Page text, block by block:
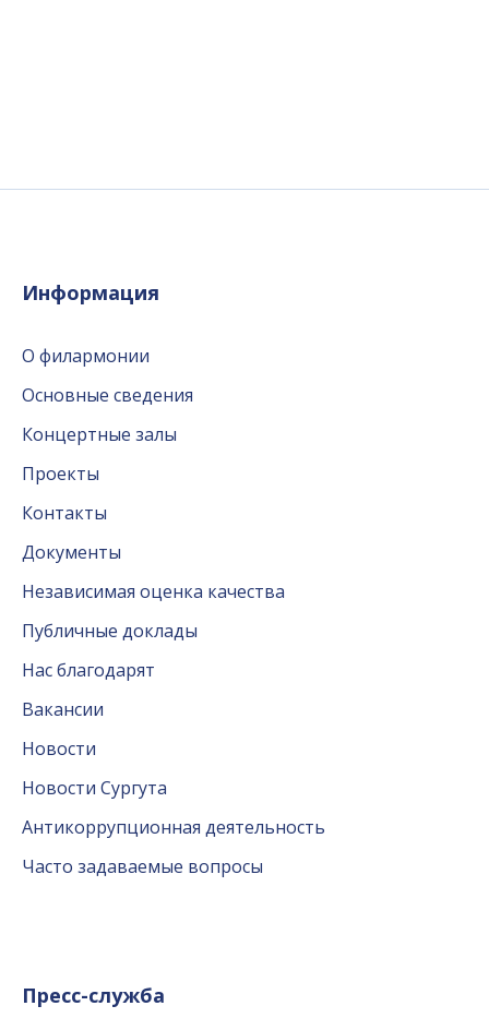
Информация
О филармонии
Основные сведения
Концертные залы
Проекты
Контакты
Документы
Независимая оценка качества
Публичные доклады
Нас благодарят
Вакансии
Новости
Новости Сургута
Антикоррупционная деятельность
Часто задаваемые вопросы
Пресс-служба